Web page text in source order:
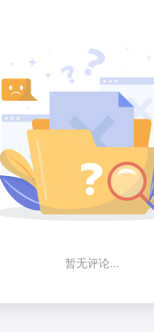
暂无评论...